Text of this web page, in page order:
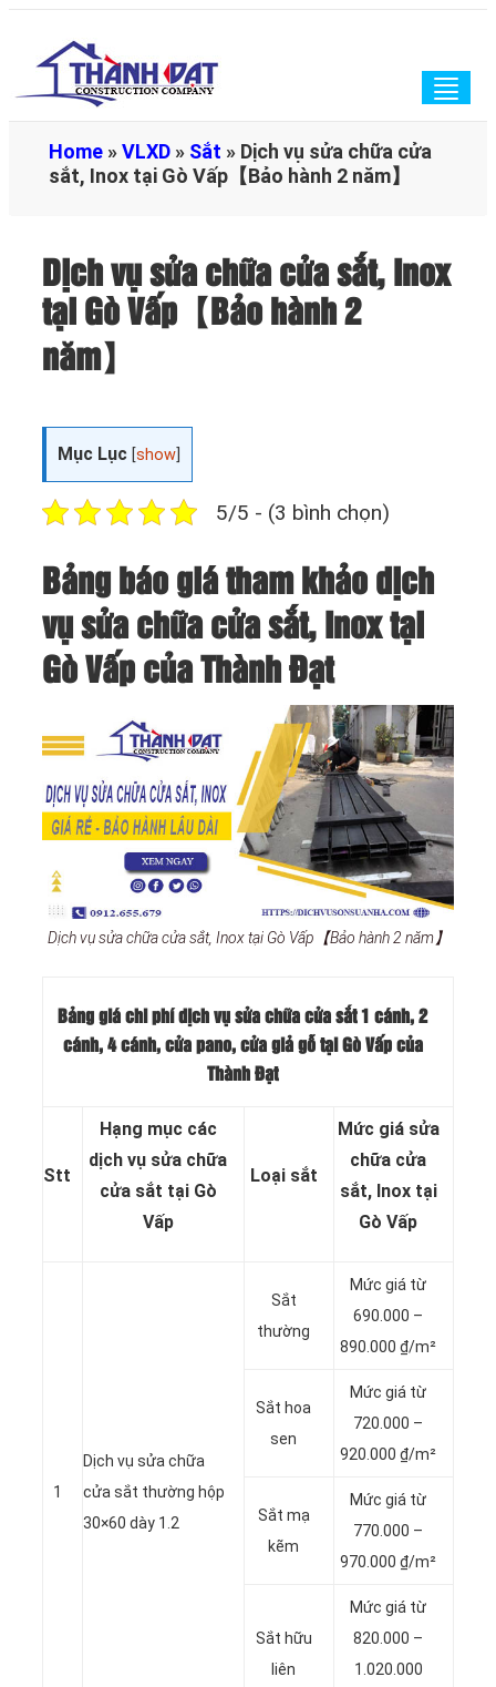
Home »VLXD » Sắt » Dịch vụ sửa chữa cửa
sắt, Inox tại Gò Vấp【Bảo hành 2 năm】
Dịch vụ sửa chữa cửa sắt, Inox
tại Gò Vấp【Bảo hành 2
năm】
Mục Lục [show
5/5 - (3 bình chọn)
Bảng báo giá tham khảo dịch
vụ sửa chữa cửa sắt, Inox tại
Gò Vấp của Thành Đạt
Dịch vụ sửa chữa cửa sắt, Inox tại Gò Vấp【Bảo hành 2 năm】
Bảng giá chi phí dịch vụ sửa chữa cửa sắt 1 cánh, 2
cánh, 4 cánh, cửa pano, cửa giả gỗ tại Gò Vấp của
Thành Đạt
Stt
Hạng mục các
dịch vụ sửa chữa
cửa sắt tại Gò
Vấp
Loại sắt
Mức giá sửa
chữa cửa
sắt, Inox tại
Gò Vấp
1
Dịch vụ sửa chữa
cửa sắt thường hộp
30×60 dày 1.2
Sắt
thường
Mức giá từ
690.000 –
890.000 ₫/m²
Sắt hoa
sen
Mức giá từ
720.000 –
920.000 ₫/m²
Sắt mạ
kẽm
Mức giá từ
770.000 –
970.000 ₫/m²
Sắt hữu
liên
Mức giá từ
820.000 –
1.020.000